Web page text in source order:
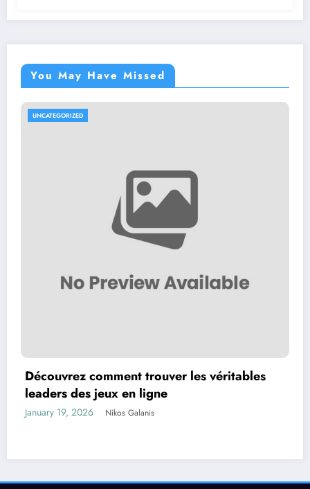
You May Have Missed
UNCATEGORIZED
Découvrez comment trouver les véritables
leaders des jeux en ligne
January 19, 2026 Nikos Galanis